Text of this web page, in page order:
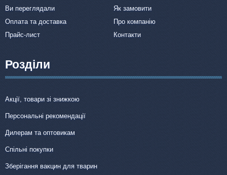
Ви переглядали
Як замовити
Оплата та доставка
Про компанію
Прайс-лист
Контакти
Розділи
Акції, товари зі знижкою
Персональні рекомендації
Дилерам та оптовикам
Спільні покупки
Зберігання вакцин для тварин